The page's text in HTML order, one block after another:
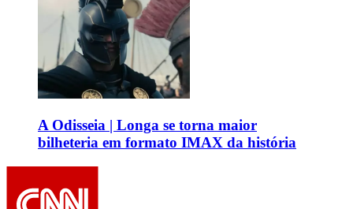
A Odisseia | Longa se torna maior
bilheteria em formato IMAX da história